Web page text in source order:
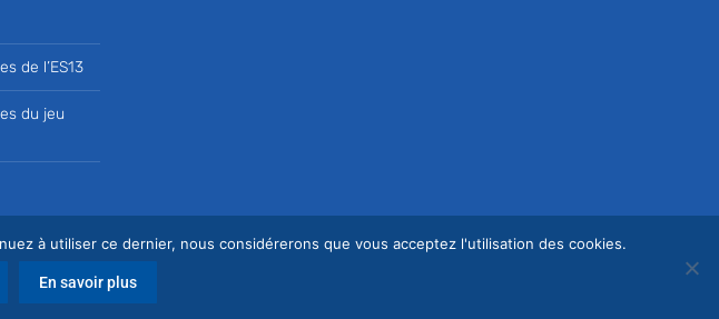
de l’ES13
du jeu
à utiliser ce dernier, nous considérerons que vous acceptez l'utilisation des cookies.
En savoir plus